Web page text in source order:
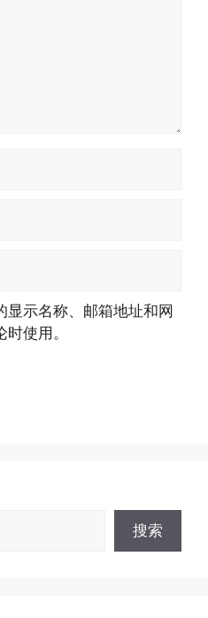
显示名称、邮箱地址和网
使用。
搜索